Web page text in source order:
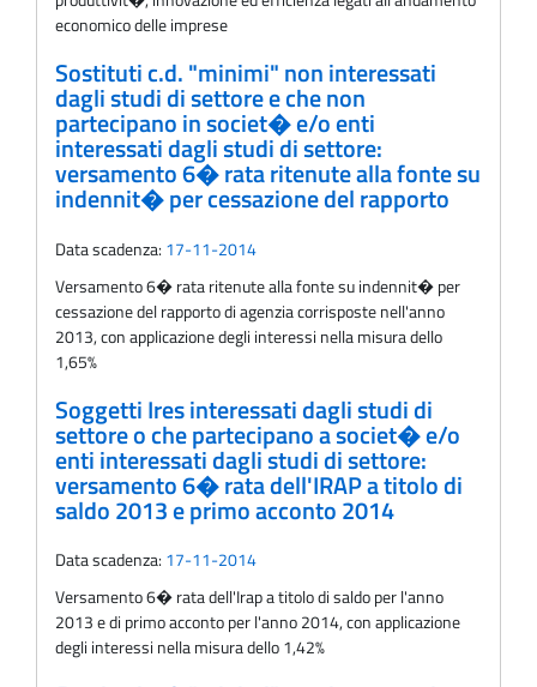
economico delle imprese
Sostituti c.d. "minimi" non interessati
dagli studi di settore e che non
partecipano in societ� e/o enti
interessati dagli studi di settore:
versamento 6� rata ritenute alla fonte su
indennit� per cessazione del rapporto
Data scadenza: 17-11-2014
Versamento 6� rata ritenute alla fonte su indennit� per
cessazione del rapporto di agenzia corrisposte nell'anno
2013, con applicazione degli interessi nella misura dello
1,65%
Soggetti Ires interessati dagli studi di
settore o che partecipano a societ� e/o
enti interessati dagli studi di settore:
versamento 6� rata dell'IRAP a titolo di
saldo 2013 e primo acconto 2014
Data scadenza: 17-11-2014
Versamento 6� rata dell'Irap a titolo di saldo per l'anno
2013 e di primo acconto per l'anno 2014, con applicazione
degli interessi nella misura dello 1,42%